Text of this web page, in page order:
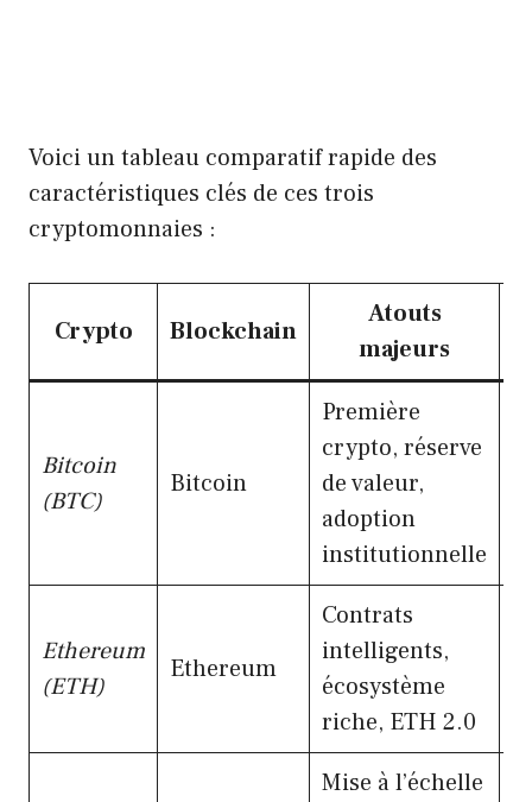
Voici un tableau comparatif rapide des
caractéristiques clés de ces trois
cryptomonnaies :
Crypto Blockchain
Atouts
majeurs
Bitcoin
(BTC)
Bitcoin
Première
crypto, réserve
de valeur,
adoption
institutionnelle
Ethereum
(ETH)
Ethereum
Contrats
intelligents,
écosystème
riche, ETH 2.0
Mise à l’échelle